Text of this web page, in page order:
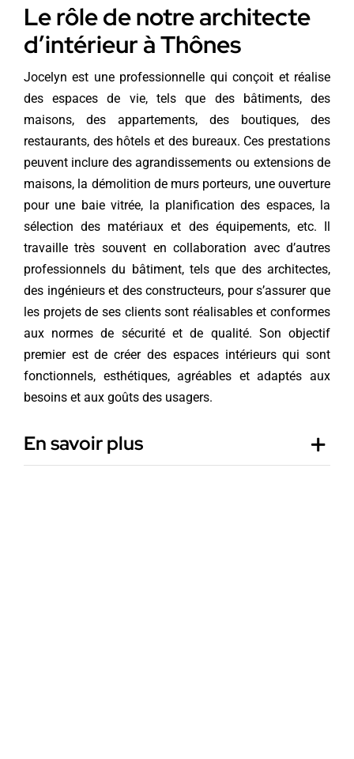
Le rôle de notre architecte
d’intérieur à Thônes
Jocelyn est une professionnelle qui conçoit et réalise
des espaces de vie, tels que des bâtiments, des
maisons, des appartements, des boutiques, des
restaurants, des hôtels et des bureaux. Ces prestations
peuvent inclure des agrandissements ou extensions de
maisons, la démolition de murs porteurs, une ouverture
pour une baie vitrée, la planification des espaces, la
sélection des matériaux et des équipements, etc. Il
travaille très souvent en collaboration avec d’autres
professionnels du bâtiment, tels que des architectes,
des ingénieurs et des constructeurs, pour s’assurer que
les projets de ses clients sont réalisables et conformes
aux normes de sécurité et de qualité. Son objectif
premier est de créer des espaces intérieurs qui sont
fonctionnels, esthétiques, agréables et adaptés aux
besoins et aux goûts des usagers.
En savoir plus